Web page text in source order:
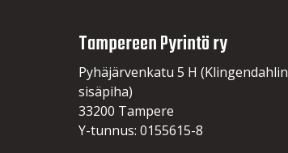
Tampereen Pyrintö ry
Pyhäjärvenkatu 5 H (Klingendahlin
sisäpiha)
33200 Tampere
Y-tunnus: 0155615-8